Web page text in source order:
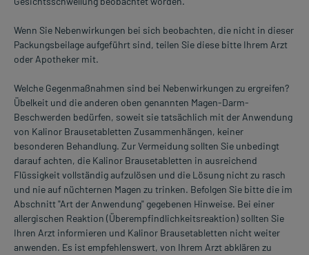
Wenn Sie Nebenwirkungen bei sich beobachten, die nicht in dieser
Packungsbeilage aufgeführt sind, teilen Sie diese bitte Ihrem Arzt
oder Apotheker mit.
Welche Gegenmaßnahmen sind bei Nebenwirkungen zu ergreifen?
Übelkeit und die anderen oben genannten Magen-Darm-
Beschwerden bedürfen, soweit sie tatsächlich mit der Anwendung
von Kalinor Brausetabletten Zusammenhängen, keiner
besonderen Behandlung. Zur Vermeidung sollten Sie unbedingt
darauf achten, die Kalinor Brausetabletten in ausreichend
Flüssigkeit vollständig aufzulösen und die Lösung nicht zu rasch
und nie auf nüchternen Magen zu trinken. Befolgen Sie bitte die im
Abschnitt "Art der Anwendung" gegebenen Hinweise. Bei einer
allergischen Reaktion (Überempfindlichkeitsreaktion) sollten Sie
Ihren Arzt informieren und Kalinor Brausetabletten nicht weiter
anwenden. Es ist empfehlenswert, von Ihrem Arzt abklären zu